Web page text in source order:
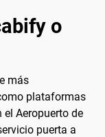
o
más
plataformas
Aeropuerto de
puerta a